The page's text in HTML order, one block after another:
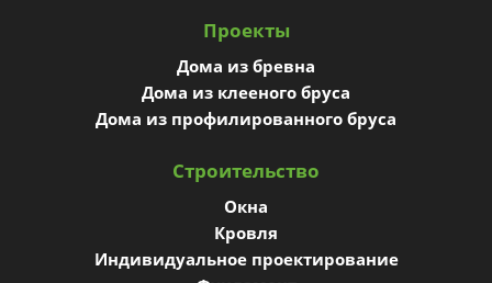
Проекты
Дома из бревна
Дома из клееного бруса
Дома из профилированного бруса
Строительство
Окна
Кровля
Индивидуальное проектирование